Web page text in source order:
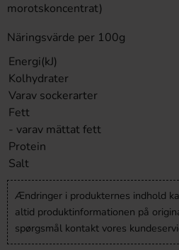
morotskoncentrat)
Näringsvärde per 100g
Energi(kJ)
Kolhydrater
Varav sockerarter
Fett
- varav mättat fett
Protein
Salt
Ændringer i produkternes indhold
altid produktinformationen på
spørgsmål kontakt vores